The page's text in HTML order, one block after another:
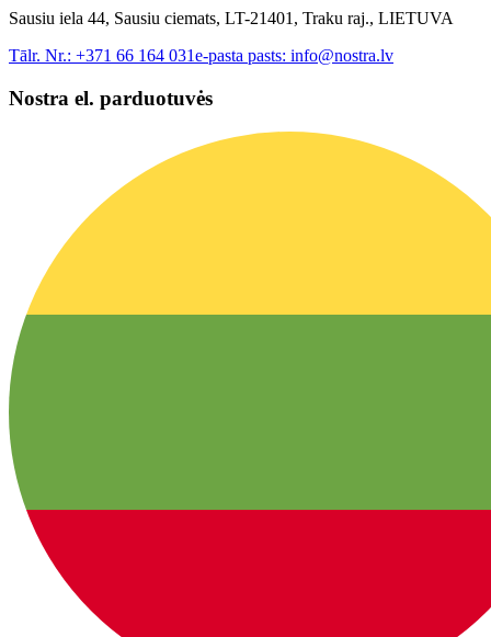
Sausiu iela 44, Sausiu ciemats, LT-21401, Traku raj., LIETUVA
Tālr. Nr.: +371 66 164 031e-pasta pasts: info@nostra.lv
Nostra el. parduotuvės